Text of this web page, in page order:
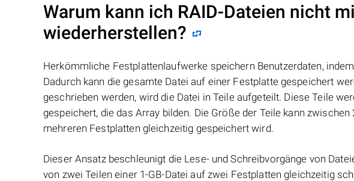
Warum kann ich RAID-Dateien nicht
wiederherstellen?
Herkömmliche Festplattenlaufwerke speichern Benutzerdaten,
Dadurch kann die gesamte Datei auf einer Festplatte gespeichert
geschrieben werden, wird die Datei in Teile aufgeteilt. Diese Teile
gespeichert, die das Array bilden. Die Größe der Teile kann
mehreren Festplatten gleichzeitig gespeichert wird.
Dieser Ansatz beschleunigt die Lese- und Schreibvorgänge von
von zwei Teilen einer 1-GB-Datei auf zwei Festplatten gleichzeitig